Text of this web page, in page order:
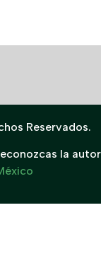
Reservados.
la